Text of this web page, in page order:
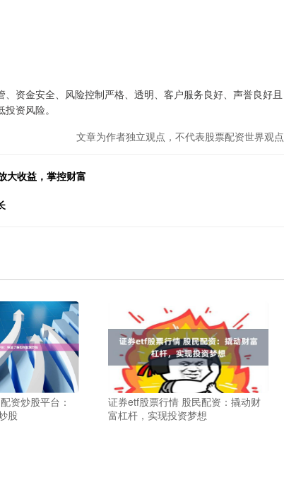
资金安全、风险控制严格、透明、客户服务良好、声誉良好且
资风险。
文章为作者独立观点，不代表股票配资世界观点
大收益，掌控财富
资炒股平台：
股
证券etf股票行情 股民配资：撬动财
富杠杆，实现投资梦想